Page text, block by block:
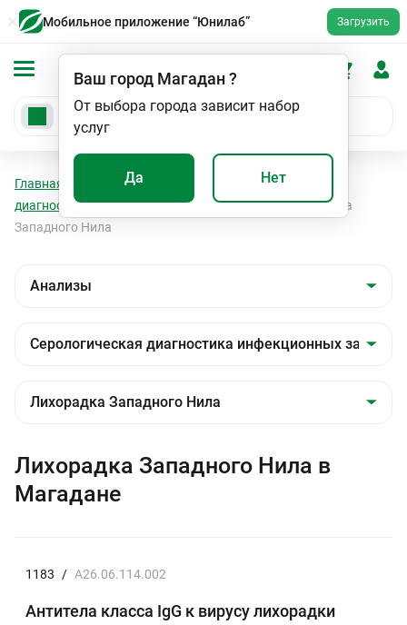
Мобильное приложение “Юнилаб” Загрузить
Ваш город Магадан?
От выбора города зависит набор
услуг
Да Нет
Главная Анализы
Серологическая
диагностика инфекционных заболеваний
Лихорадка
Западного Нила
Лихорадка Западного Нила в
Магадане
1183 / А26.06.114.002
Антитела класса IgG к вирусу лихорадки